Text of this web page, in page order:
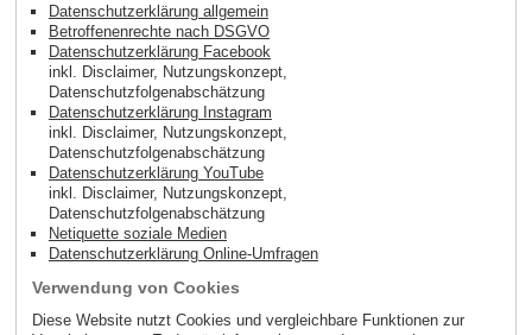
Datenschutzerklärung allgemein
Betroffenenrechte nach DSGVO
Datenschutzerklärung Facebook
inkl. Disclaimer, Nutzungskonzept,
Datenschutzfolgenabschätzung
Datenschutzerklärung Instagram
inkl. Disclaimer, Nutzungskonzept,
Datenschutzfolgenabschätzung
Datenschutzerklärung YouTube
inkl. Disclaimer, Nutzungskonzept,
Datenschutzfolgenabschätzung
Netiquette soziale Medien
Datenschutzerklärung Online-Umfragen
Verwendung von Cookies
Diese Website nutzt Cookies und vergleichbare Funktionen zur